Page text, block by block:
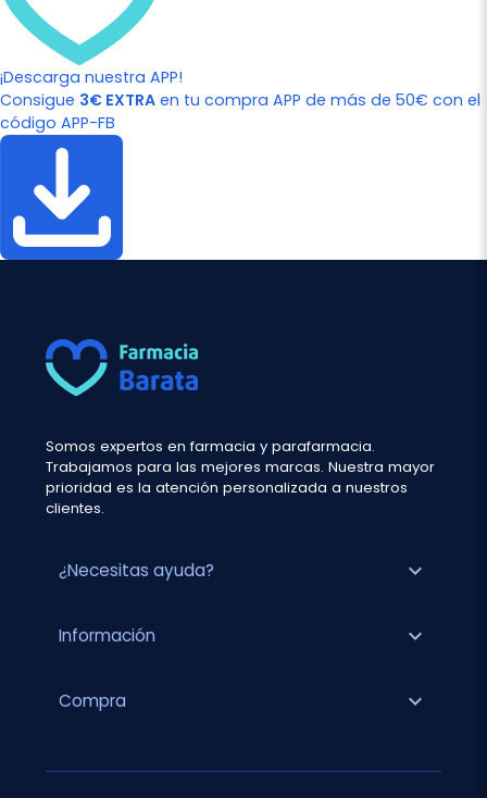
¡Descarga nuestra APP!
Consigue 3€ EXTRA en tu compra APP de más de 50€ con el
código APP-FB
Somos expertos en farmacia y parafarmacia.
Trabajamos para las mejores marcas. Nuestra mayor
prioridad es la atención personalizada a nuestros
clientes.
¿Necesitas ayuda? expand_more
Información expand_more
Compra expand_more